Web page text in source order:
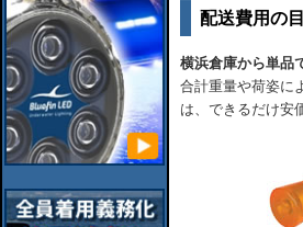
配送費用の
横浜倉庫から単品
合計重量や荷姿に
は、できるだけ安